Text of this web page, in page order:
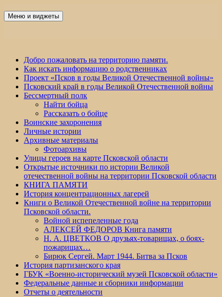
Победа 60
Меню и виджеты
Добро пожаловать на территорию памяти.
Как искать информацию о родственниках
Проект «Псков в годы Великой Отечественной войны»
Псковский край в годы Великой Отечественной войны
Бессмертный полк
Найти бойца
Рассказать о бойце
Воинские захоронения
Личные истории
Архивные материалы
Фотоархивы
Улицы героев на карте Псковской области
Открытые источники по истории Великой
отечественной войны на территории Псковской области
КНИГА ПАМЯТИ
История концентрационных лагерей
Книги о Великой Отечественной войне на территории
Псковской области.
Войной испепеленные года
АЛЕКСЕЙ ФЕДОРОВ Книга памяти
Н. А. ЦВЕТКОВ О друзьях-товарищах, о боях-
пожарищах…
Бирюк Сергей. Март 1944. Битва за Псков
История партизанского края
ГБУК «Военно-исторический музей Псковской области»
Федеральные данные и сборники информации
Отчеты о деятельности